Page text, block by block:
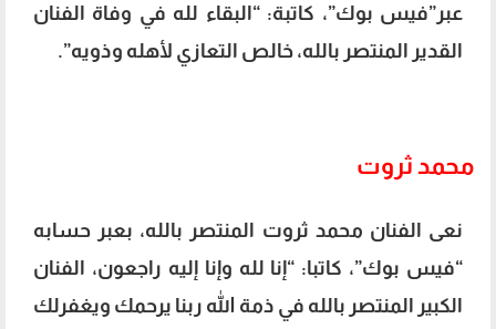
عبر”فيس بوك”، كاتبة: “البقاء لله في وفاة الفنان
القدير المنتصر بالله، خالص التعازي لأهله وذويه”.
محمد ثروت
نعى الفنان محمد ثروت المنتصر بالله، بعبر حسابه
“فيس بوك”، كاتبا: “إنا لله وإنا إليه راجعون، الفنان
الكبير المنتصر بالله في ذمة الله ربنا يرحمك ويغفرلك